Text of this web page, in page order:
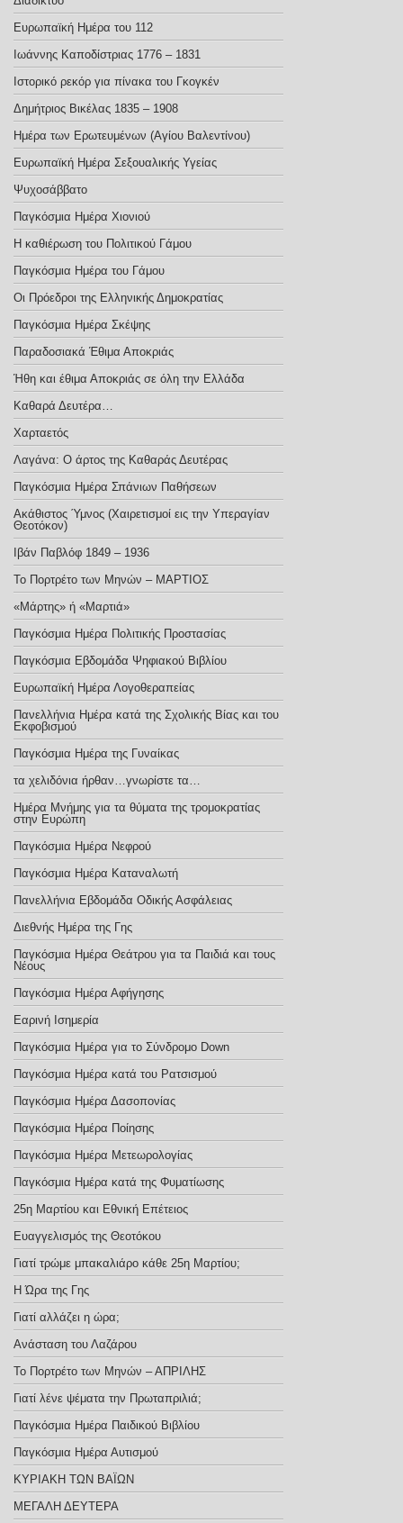
Ευρωπαϊκή Ημέρα του 112
Ιωάννης Καποδίστριας 1776 – 1831
Ιστορικό ρεκόρ για πίνακα του Γκογκέν
Δημήτριος Βικέλας 1835 – 1908
Ημέρα των Ερωτευμένων (Αγίου Βαλεντίνου)
Ευρωπαϊκή Ημέρα Σεξoυαλικής Υγείας
Ψυχοσάββατο
Παγκόσμια Ημέρα Χιονιού
Η καθιέρωση του Πολιτικού Γάμου
Παγκόσμια Ημέρα του Γάμου
Οι Πρόεδροι της Ελληνικής Δημοκρατίας
Παγκόσμια Ημέρα Σκέψης
Παραδοσιακά Έθιμα Αποκριάς
Ήθη και έθιμα Αποκριάς σε όλη την Ελλάδα
Καθαρά Δευτέρα…
Χαρταετός
Λαγάνα: Ο άρτος της Καθαράς Δευτέρας
Παγκόσμια Ημέρα Σπάνιων Παθήσεων
Ακάθιστος Ύμνος (Χαιρετισμοί εις την Υπεραγίαν
Θεοτόκον)
Ιβάν Παβλόφ 1849 – 1936
Το Πορτρέτο των Μηνών – ΜΑΡΤΙΟΣ
«Μάρτης» ή «Μαρτιά»
Παγκόσμια Ημέρα Πολιτικής Προστασίας
Παγκόσμια Εβδομάδα Ψηφιακού Βιβλίου
Ευρωπαϊκή Ημέρα Λογοθεραπείας
Πανελλήνια Ημέρα κατά της Σχολικής Βίας και του
Εκφοβισμού
Παγκόσμια Ημέρα της Γυναίκας
τα χελιδόνια ήρθαν…γνωρίστε τα…
Ημέρα Μνήμης για τα θύματα της τρομοκρατίας
στην Ευρώπη
Παγκόσμια Ημέρα Νεφρού
Παγκόσμια Ημέρα Καταναλωτή
Πανελλήνια Εβδομάδα Οδικής Ασφάλειας
Διεθνής Ημέρα της Γης
Παγκόσμια Ημέρα Θεάτρου για τα Παιδιά και τους
Νέους
Παγκόσμια Ημέρα Αφήγησης
Εαρινή Ισημερία
Παγκόσμια Ημέρα για το Σύνδρομο Down
Παγκόσμια Ημέρα κατά του Ρατσισμού
Παγκόσμια Ημέρα Δασοπονίας
Παγκόσμια Ημέρα Ποίησης
Παγκόσμια Ημέρα Μετεωρολογίας
Παγκόσμια Ημέρα κατά της Φυματίωσης
25η Μαρτίου και Εθνική Επέτειος
Ευαγγελισμός της Θεοτόκου
Γιατί τρώμε μπακαλιάρο κάθε 25η Μαρτίου;
Η Ώρα της Γης
Γιατί αλλάζει η ώρα;
Ανάσταση του Λαζάρου
Το Πορτρέτο των Μηνών – ΑΠΡΙΛΗΣ
Γιατί λένε ψέματα την Πρωταπριλιά;
Παγκόσμια Ημέρα Παιδικού Βιβλίου
Παγκόσμια Ημέρα Αυτισμού
ΚΥΡΙΑΚΗ ΤΩΝ ΒΑΪΩΝ
ΜΕΓΑΛΗ ΔΕΥΤΕΡΑ